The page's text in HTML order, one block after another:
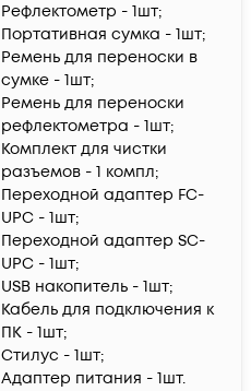
Рефлектометр - 1шт;
Портативная сумка - 1шт;
Ремень для переноски в
сумке - 1шт;
Ремень для переноски
рефлектометра - 1шт;
Комплект для чистки
разъемов - 1 компл;
Переходной адаптер FC-
UPC - 1шт;
Переходной адаптер SC-
UPC - 1шт;
USB накопитель - 1шт;
Кабель для подключения к
ПК - 1шт;
Стилус - 1шт;
Адаптер питания - 1шт.